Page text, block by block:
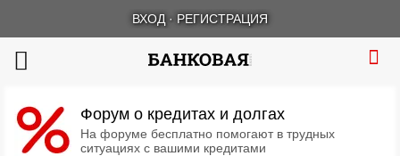
ВХОД · РЕГИСТРАЦИЯ
Форум о кредитах и долгах
На форуме бесплатно помогают в трудных
ситуациях с вашими кредитами